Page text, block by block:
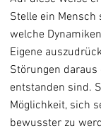
Stelle ein Mensch
welche
Eigene
Störungen
entstanden sind.
Möglichkeit, sich
bewusster zu